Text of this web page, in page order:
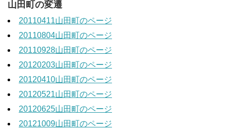
山田町の変遷
20110411山田町のページ
20110804山田町のページ
20110928山田町のページ
20120203山田町のページ
20120410山田町のページ
20120521山田町のページ
20120625山田町のページ
20121009山田町のページ